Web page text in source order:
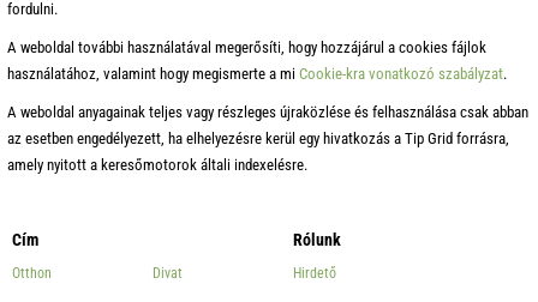
Cím
Otthon Divat
Rólunk
Hirdető
fordulni.
A weboldal további használatával megerősíti, hogy hozzájárul a cookies fájlok
használatához, valamint hogy megismerte a mi Cookie-kra vonatkozó szabályzat.
A weboldal anyagainak teljes vagy részleges újraközlése és felhasználása csak abban
az esetben engedélyezett, ha elhelyezésre kerül egy hivatkozás a Tip Grid forrásra,
amely nyitott a keresőmotorok általi indexelésre.